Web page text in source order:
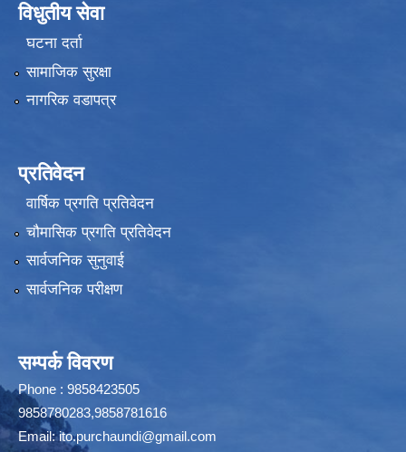
विधुतीय सेवा
घटना दर्ता
सामाजिक सुरक्षा
नागरिक वडापत्र
प्रतिवेदन
वार्षिक प्रगति प्रतिवेदन
चौमासिक प्रगति प्रतिवेदन
सार्वजनिक सुनुवाई
सार्वजनिक परीक्षण
सम्पर्क विवरण
Phone : 9858423505
9858780283,9858781616
Email:ito.purchaundi@gmail.com